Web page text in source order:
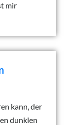
mir
kann, der
dunklen